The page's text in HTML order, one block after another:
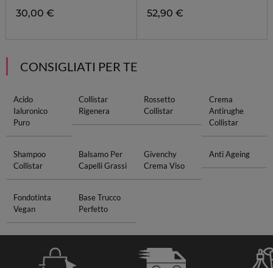
30,00 € 52,90 €
CONSIGLIATI PER TE
Acido
Ialuronico
Puro
Collistar
Rigenera
Rossetto
Collistar
Crema
Antirughe
Collistar
Shampoo
Collistar
Balsamo Per
Capelli Grassi
Givenchy
Crema Viso
Anti Ageing
Fondotinta
Vegan
Base Trucco
Perfetto